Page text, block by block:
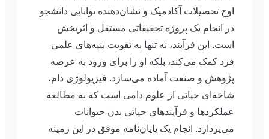
اوج تحصیلات آکادمیک و نشان‌دهنده توانایی دانشجو
در انجام یک پروژه تحقیقاتی مستقل و اثربخش
است. این فرآیند، نه تنها به تقویت بنیه‌های علمی
فرد کمک می‌کند، بلکه او را برای ورود به عرصه
پژوهش و صنعت آماده می‌سازد. فیزیولوژی دام،
شاخه‌ای حیاتی از علوم دامی است که به مطالعه
عملکردها و فرآیندهای حیاتی بدن حیوانات
می‌پردازد. انجام یک پایان‌نامه موفق در این زمینه